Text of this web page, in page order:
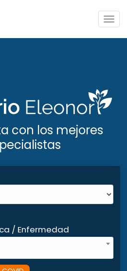
con los mejores
/ Enfermedad